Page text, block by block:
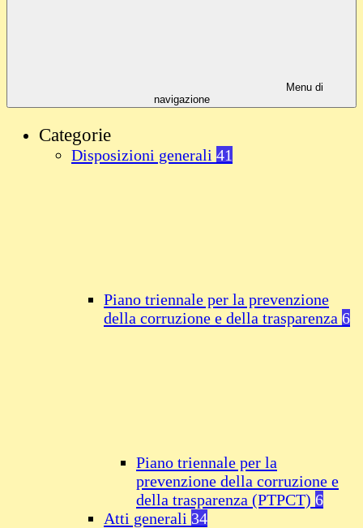
Menu di
navigazione
Categorie
Disposizioni generali 41
Piano triennale per la prevenzione
della corruzione e della trasparenza 6
Piano triennale per la
prevenzione della corruzione e
della trasparenza (PTPCT) 6
Atti generali 34